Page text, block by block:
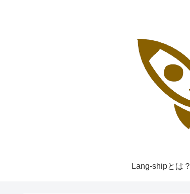
Lang-shipとは？